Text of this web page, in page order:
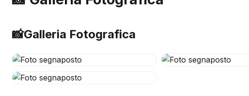
📸Galleria Fotografica